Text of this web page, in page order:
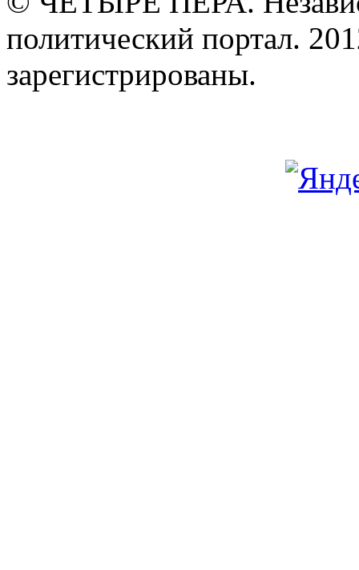
политический портал.
зарегистрированы.